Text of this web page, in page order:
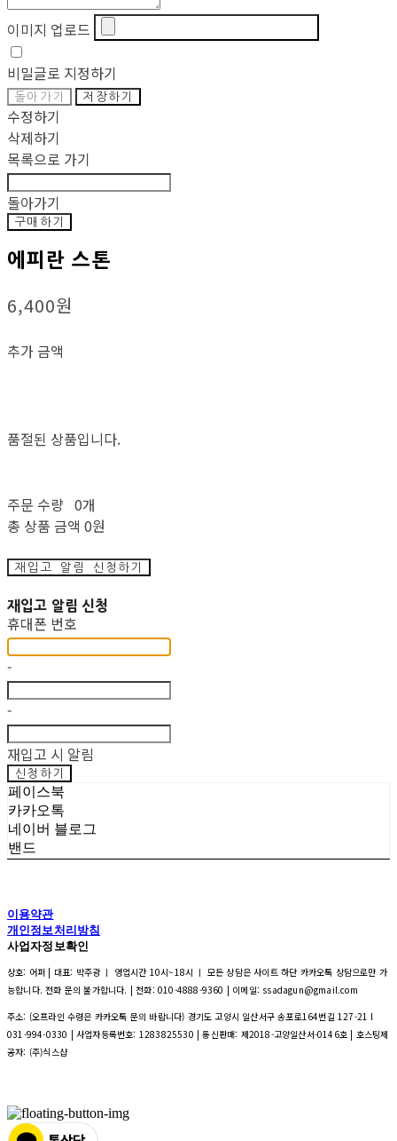
이미지 업로드
비밀글로 지정하기
돌아가기 저장하기
수정하기
삭제하기
목록으로 가기
돌아가기
구매하기
에피란 스톤
6,400원
추가 금액
품절된 상품입니다.
주문 수량 0개
총 상품 금액 0원
재입고 알림 신청하기
재입고 알림 신청
휴대폰 번호
-
-
재입고 시 알림
신청하기
페이스북
카카오톡
네이버 블로그
밴드
이용약관
개인정보처리방침
사업자정보확인
상호: 어퍼 | 대표: 박주광 ㅣ 영업시간 10시~18시 ㅣ 모든 상담은 사이트 하단 카카오톡 상담으로만 가
능합니다. 전화 문의 불가합니다. | 전화: 010-4888-9360 | 이메일: ssadagun@gmail.com
주소: (오프라인 수령은 카카오톡 문의 바랍니다) 경기도 고양시 일산서구 송포로164번길 127-21 l
031-994-0330 | 사업자등록번호: 1283825530 | 통신판매: 제2018-고양일산서-0146호 | 호스팅제
공자: (주)식스샵